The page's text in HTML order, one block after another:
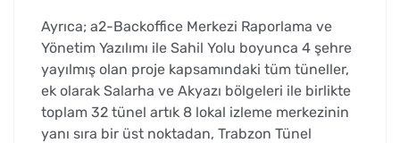
Ayrıca; a2-Backoffice Merkezi Raporlama ve
Yönetim Yazılımı ile Sahil Yolu boyunca 4 şehre
yayılmış olan proje kapsamındaki tüm tüneller,
ek olarak Salarha ve Akyazı bölgeleri ile birlikte
toplam 32 tünel artık 8 lokal izleme merkezinin
yanı sıra bir üst noktadan, Trabzon Tünel